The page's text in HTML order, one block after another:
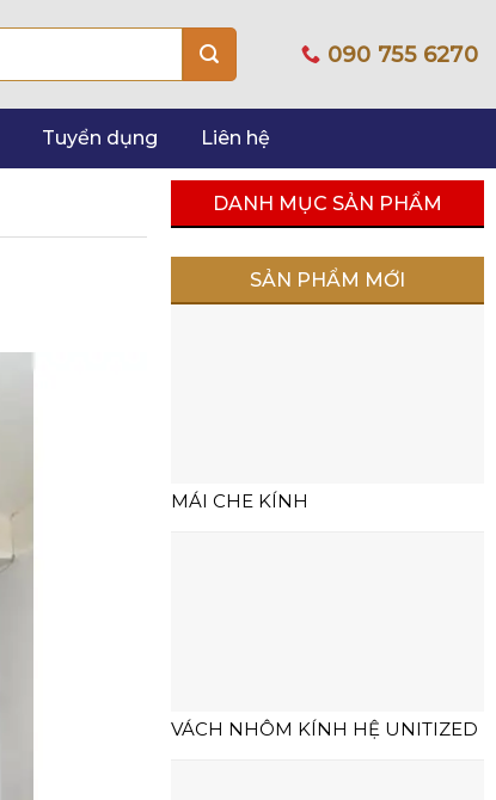
090 755 6270
Tuyển dụng Liên hệ
DANH MỤC SẢN PHẨM
SẢN PHẨM MỚI
MÁI CHE KÍNH
VÁCH NHÔM KÍNH HỆ UNITIZED